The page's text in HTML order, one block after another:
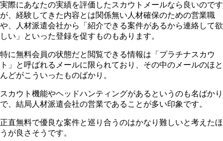
実際にあなたの実績を評価したスカウトメールなら良いのです
が、経験してきた内容とは関係無い人材確保のための営業職
や、人材派遣会社から「紹介できる案件があるから連絡して欲
しい」といった登録を促すものもあります。
特に無料会員の状態だと閲覧できる情報は「プラチナスカウ
ト」と呼ばれるメールに限られており、その中のメールのほと
んどがこういったものばかり。
スカウト機能やヘッドハンティングがあるというのも名ばかり
で、結局人材派遣会社の営業であることが多い印象です。
正直無料で優良な案件と巡り合うのはかなり難しいと考えたほ
うが良さそうです。